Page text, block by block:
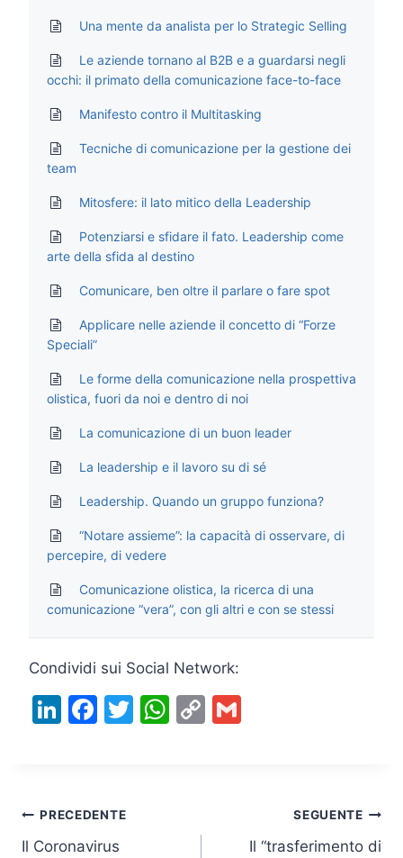
Una mente da analista per lo Strategic Selling
Le aziende tornano al B2B e a guardarsi negli
occhi: il primato della comunicazione face-to-face
Manifesto contro il Multitasking
Tecniche di comunicazione per la gestione dei
team
Mitosfere: il lato mitico della Leadership
Potenziarsi e sfidare il fato. Leadership come
arte della sfida al destino
Comunicare, ben oltre il parlare o fare spot
Applicare nelle aziende il concetto di “Forze
Speciali”
Le forme della comunicazione nella prospettiva
olistica, fuori da noi e dentro di noi
La comunicazione di un buon leader
La leadership e il lavoro su di sé
Leadership. Quando un gruppo funziona?
“Notare assieme”: la capacità di osservare, di
percepire, di vedere
Comunicazione olistica, la ricerca di una
comunicazione “vera”, con gli altri e con se stessi
Condividi sui Social Network:
Li
dI
F
b
T
W C
Navigazione
PRECEDENTE
Il Coronavirus
SEGUENTE
Il “trasferimento di